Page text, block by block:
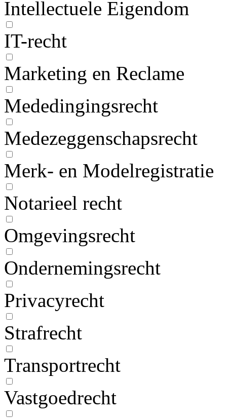
Intellectuele Eigendom
IT-recht
Marketing en Reclame
Mededingingsrecht
Medezeggenschapsrecht
Merk- en Modelregistratie
Notarieel recht
Omgevingsrecht
Ondernemingsrecht
Privacyrecht
Strafrecht
Transportrecht
Vastgoedrecht